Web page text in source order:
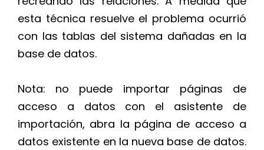
esta técnica resuelve el problema ocurrió
con las tablas del sistema dañadas en la
base de datos.
Nota: no puede importar páginas de
acceso a datos con el asistente de
importación, abra la página de acceso a
datos existente en la nueva base de datos.